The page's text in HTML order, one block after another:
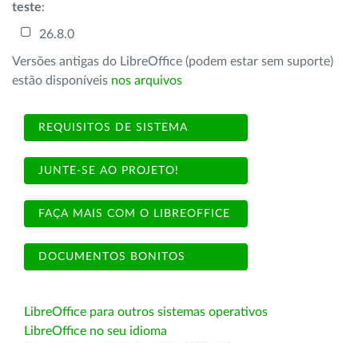
teste:
26.8.0
Versões antigas do LibreOffice (podem estar sem suporte)
estão disponíveis nos arquivos
REQUISITOS DE SISTEMA
JUNTE-SE AO PROJETO!
FAÇA MAIS COM O LIBREOFFICE
DOCUMENTOS BONITOS
LibreOffice para outros sistemas operativos
LibreOffice no seu idioma